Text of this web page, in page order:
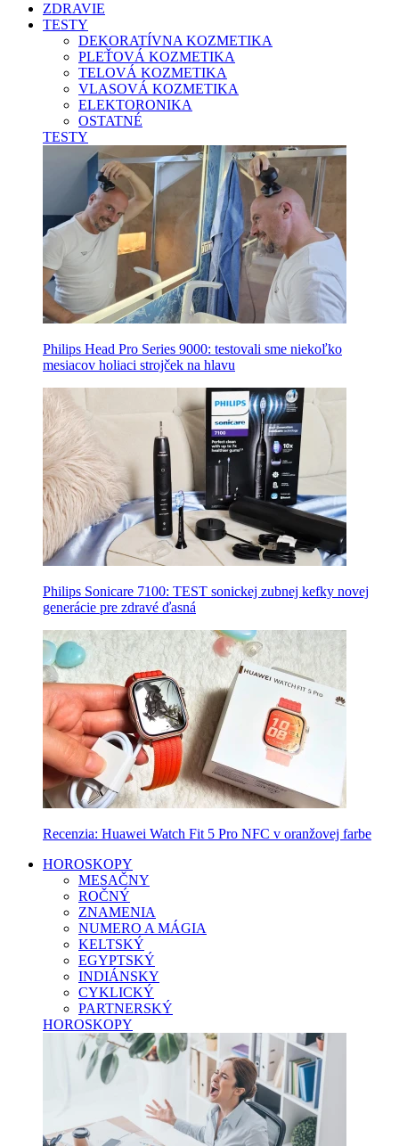
ZDRAVIE
TESTY
DEKORATÍVNA KOZMETIKA
PLEŤOVÁ KOZMETIKA
TELOVÁ KOZMETIKA
VLASOVÁ KOZMETIKA
ELEKTORONIKA
OSTATNÉ
TESTY
Philips Head Pro Series 9000: testovali sme niekoľko
mesiacov holiaci strojček na hlavu
Philips Sonicare 7100: TEST sonickej zubnej kefky novej
generácie pre zdravé ďasná
Recenzia: Huawei Watch Fit 5 Pro NFC v oranžovej farbe
HOROSKOPY
MESAČNY
ROČNÝ
ZNAMENIA
NUMERO A MÁGIA
KELTSKÝ
EGYPTSKÝ
INDIÁNSKY
CYKLICKÝ
PARTNERSKÝ
HOROSKOPY